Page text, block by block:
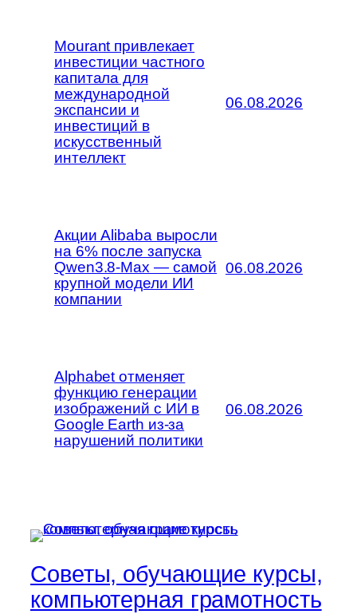
Mourant привлекает
инвестиции частного
капитала для
международной
экспансии и
инвестиций в
искусственный
интеллект
06.08.2026
Акции Alibaba выросли
на 6% после запуска
Qwen3.8-Max — самой
крупной модели ИИ
компании
06.08.2026
Alphabet отменяет
функцию генерации
изображений с ИИ в
Google Earth из-за
нарушений политики
06.08.2026
Советы, обучающие курсы,
компьютерная грамотность